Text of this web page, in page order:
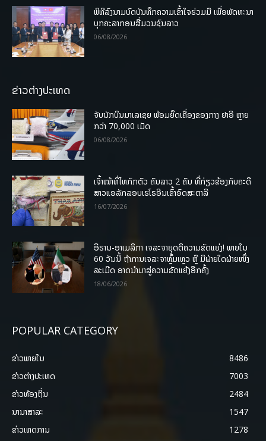
ພິທີລົງນາມບົດບັນທຶກຄວາມເຂົ້າໃຈຮ່ວມມື ເພື່ອພັດທະນາ
ບຸກຄະລາກອນສື່ມວນຊົນລາວ
06/08/2026
ຂ່າວຕ່າງປະເທດ
ຈັບນັກບິນມາເລເຊຍ ພ້ອມຍຶດເຄື່ອງຂອງກາງ ຢາອີ ຫຼາຍ
ກວ່າ 70,000 ເມັດ
06/08/2026
ເຈົ້າໜ້າທີ່ໄທກັກຕົວ ຄົນລາວ 2 ຄົນ ທີ່ກ່ຽວຂ້ອງກັບຄະດີ
ສາວແອລັກລອບເຮໂຣອີນເຂົ້າອົດສະຕາລີ
16/07/2026
ອີຣານ-ອາເມລິກາ ເຈລະຈາຍຸດຕິຄວາມຂັດແຍ່ງ! ພາຍໃນ
60 ວັນນີ້ ຖ້າການເຈລະຈາຫຼົ້ມເຫຼວ ຫຼື ມີຝ່າຍໃດຝ່າຍໜຶ່ງ
ລະເມີດ ອາດນໍາມາສູ່ຄວາມຂັດແຍ້ງອີກຄັ້ງ
18/06/2026
POPULAR CATEGORY
ຂ່າວພາຍ​ໃນ
8486
ຂ່າວຕ່າງປະເທດ
7003
ຂ່າວທ້ອງຖິ່ນ
2484
ນານາສາລະ
1547
ຂ່າວເຫດການ
1278